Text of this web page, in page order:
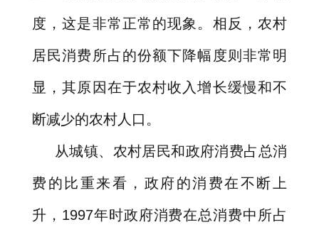
度，这是非常正常的现象。相反，农村
居民消费所占的份额下降幅度则非常明
显，其原因在于农村收入增长缓慢和不
断减少的农村人口。
从城镇、农村居民和政府消费占总消
费的比重来看，政府的消费在不断上
升， 1997年时政府消费在总消费中所占